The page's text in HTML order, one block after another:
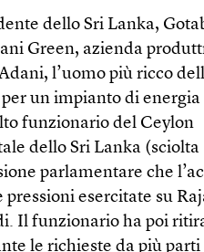
dello Sri Lanka,
Green, azienda
l’uomo più ricco
un impianto di energia
funzionario del Ceylon
dello Sri Lanka (sciolta
parlamentare che
esercitate su
Il funzionario ha poi
le richieste da più